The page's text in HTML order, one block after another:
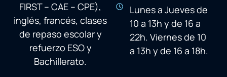
FIRST – CAE – CPE),
inglés, francés, clases
de repaso escolar y
refuerzo ESO y
Bachillerato.
Lunes a Jueves de
10 a 13h y de 16 a
22h. Viernes de 10
a 13h y de 16 a 18h.